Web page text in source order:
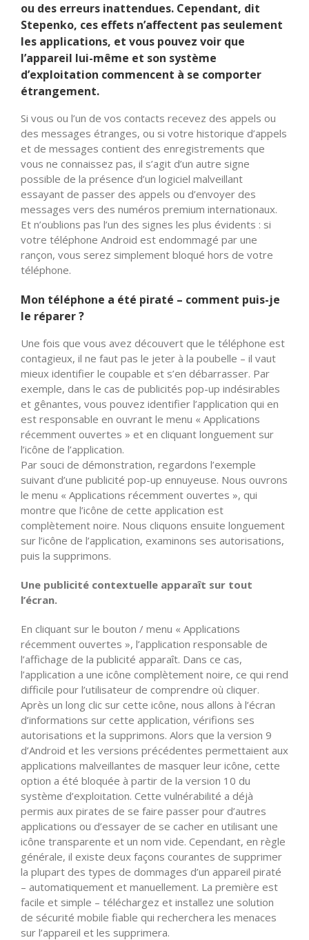
ou des erreurs inattendues. Cependant, dit
Stepenko, ces effets n’affectent pas seulement
les applications, et vous pouvez voir que
l’appareil lui-même et son système
d’exploitation commencent à se comporter
étrangement.
Si vous ou l’un de vos contacts recevez des appels ou
des messages étranges, ou si votre historique d’appels
et de messages contient des enregistrements que
vous ne connaissez pas, il s’agit d’un autre signe
possible de la présence d’un logiciel malveillant
essayant de passer des appels ou d’envoyer des
messages vers des numéros premium internationaux.
Et n’oublions pas l’un des signes les plus évidents : si
votre téléphone Android est endommagé par une
rançon, vous serez simplement bloqué hors de votre
téléphone.
Mon téléphone a été piraté – comment puis-je
le réparer ?
Une fois que vous avez découvert que le téléphone est
contagieux, il ne faut pas le jeter à la poubelle – il vaut
mieux identifier le coupable et s’en débarrasser. Par
exemple, dans le cas de publicités pop-up indésirables
et gênantes, vous pouvez identifier l’application qui en
est responsable en ouvrant le menu « Applications
récemment ouvertes » et en cliquant longuement sur
l’icône de l’application.
Par souci de démonstration, regardons l’exemple
suivant d’une publicité pop-up ennuyeuse. Nous ouvrons
le menu « Applications récemment ouvertes », qui
montre que l’icône de cette application est
complètement noire. Nous cliquons ensuite longuement
sur l’icône de l’application, examinons ses autorisations,
puis la supprimons.
Une publicité contextuelle apparaît sur tout
l’écran.
En cliquant sur le bouton / menu « Applications
récemment ouvertes », l’application responsable de
l’affichage de la publicité apparaît. Dans ce cas,
l’application a une icône complètement noire, ce qui rend
difficile pour l’utilisateur de comprendre où cliquer.
Après un long clic sur cette icône, nous allons à l’écran
d’informations sur cette application, vérifions ses
autorisations et la supprimons. Alors que la version 9
d’Android et les versions précédentes permettaient aux
applications malveillantes de masquer leur icône, cette
option a été bloquée à partir de la version 10 du
système d’exploitation. Cette vulnérabilité a déjà
permis aux pirates de se faire passer pour d’autres
applications ou d’essayer de se cacher en utilisant une
icône transparente et un nom vide. Cependant, en règle
générale, il existe deux façons courantes de supprimer
la plupart des types de dommages d’un appareil piraté
– automatiquement et manuellement. La première est
facile et simple – téléchargez et installez une solution
de sécurité mobile fiable qui recherchera les menaces
sur l’appareil et les supprimera.